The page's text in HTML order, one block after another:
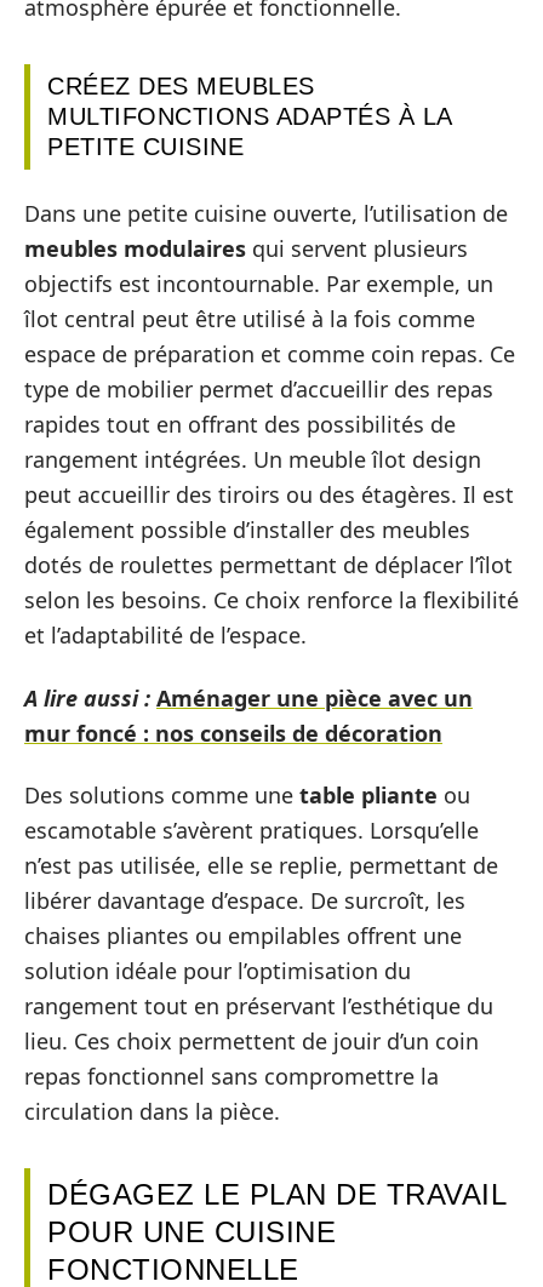
atmosphère épurée et fonctionnelle.
CRÉEZ DES MEUBLES
MULTIFONCTIONS ADAPTÉS À LA
PETITE CUISINE
Dans une petite cuisine ouverte, l’utilisation de
meubles modulaires qui servent plusieurs
objectifs est incontournable. Par exemple, un
îlot central peut être utilisé à la fois comme
espace de préparation et comme coin repas. Ce
type de mobilier permet d’accueillir des repas
rapides tout en offrant des possibilités de
rangement intégrées. Un meuble îlot design
peut accueillir des tiroirs ou des étagères. Il est
également possible d’installer des meubles
dotés de roulettes permettant de déplacer l’îlot
selon les besoins. Ce choix renforce la flexibilité
et l’adaptabilité de l’espace.
A lire aussi : Aménager une pièce avec un
mur foncé : nos conseils de décoration
Des solutions comme une table pliante ou
escamotable s’avèrent pratiques. Lorsqu’elle
n’est pas utilisée, elle se replie, permettant de
libérer davantage d’espace. De surcroît, les
chaises pliantes ou empilables offrent une
solution idéale pour l’optimisation du
rangement tout en préservant l’esthétique du
lieu. Ces choix permettent de jouir d’un coin
repas fonctionnel sans compromettre la
circulation dans la pièce.
DÉGAGEZ LE PLAN DE TRAVAIL
POUR UNE CUISINE
FONCTIONNELLE